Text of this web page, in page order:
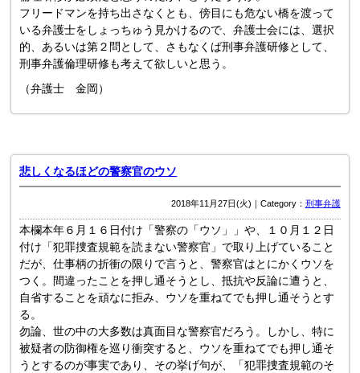
フリードマンを持ち出さなくとも、傍目にも危ない橋を渡って
いる弁護士をしょっちゅう見かけるので、弁護士会には、選択
的、あるいは第２問として、さもなくば刑事弁護研修として、
刑事弁護倫理研修も考えて欲しいと思う。
（弁護士 金岡）
悲しくなるほどの警察官のウソ
2018年11月27日(火)｜Category： 刑事弁護
本欄本年６月１６日付け「警察の「ウソ」」や、１０月１２日
付け「犯罪捜査規範を読まない警察官」で取り上げていること
だが、仕事柄の折衝の限りで言うと、警察官はとにかくウソを
つく。間違ったことを押し通そうとし、抵抗や反論に遭うと、
自省することを頑なに拒み、ウソを重ねてでも押し通そうとす
る。
勿論、世の中の大多数は真面目な警察官だろう。しかし、特に
被疑者の防御権を巡り衝突すると、ウソを重ねてでも押し通そ
うとするのが事実であり、その挙げ句が、「犯罪捜査規範のそ